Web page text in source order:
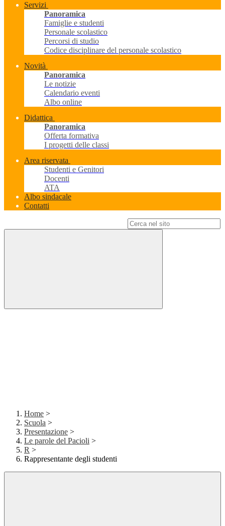
Servizi
Panoramica
Famiglie e studenti
Personale scolastico
Percorsi di studio
Codice disciplinare del personale scolastico
Novità
Panoramica
Le notizie
Calendario eventi
Albo online
Didattica
Panoramica
Offerta formativa
I progetti delle classi
Area riservata
Studenti e Genitori
Docenti
ATA
Albo sindacale
Contatti
Home >
Scuola >
Presentazione >
Le parole del Pacioli >
R >
Rappresentante degli studenti